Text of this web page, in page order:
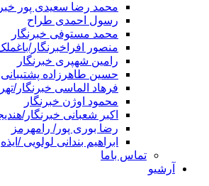
محمد رضا سعیدی پور
رسول احمدی طراح
محمد مستوفی خبرنگار
منصور افراخبرنگار/
رامین شهپری خبرنگار
حسین طاهرزاده پشتیبانی
فرهاد الماسی خبرنگار/
محمود اوژن خبرنگار
اکبر شعبانی خبرنگار/
رضا بوری پور/ رامهرمز
ابراهیم بندانی لولویی /ایذه
تماس باما
آرشیو